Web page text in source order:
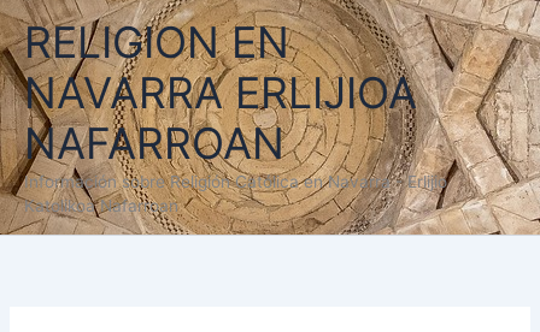
Ir
al
contenido
RELIGION EN
NAVARRA ERLIJIOA
NAFARROAN
Información sobre Religión Católica en Navarra - Erlijio
Katolikoa Nafarroan